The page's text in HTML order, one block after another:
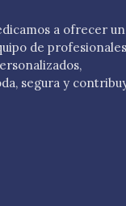
a ofrecer un
de profesionales
segura y